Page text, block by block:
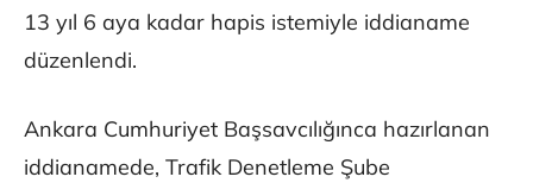
13 yıl 6 aya kadar hapis istemiyle iddianame
düzenlendi.
Ankara Cumhuriyet Başsavcılığınca hazırlanan
iddianamede, Trafik Denetleme Şube